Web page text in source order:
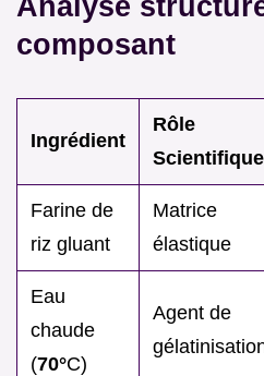
composant
Ingrédient
Rôle
Scientifique
Farine de
riz gluant
Matrice
élastique
Eau
chaude
(70°C)
Agent de